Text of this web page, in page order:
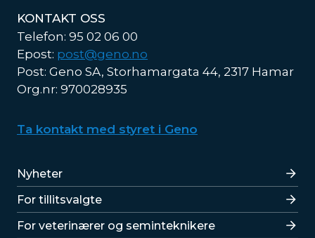
KONTAKT OSS
Telefon: 95 02 06 00
Epost: post@geno.no
Post: Geno SA, Storhamargata 44, 2317 Hamar
Org.nr: 970028935
Ta kontakt med styret i Geno
Lenker
Nyheter
For tillitsvalgte
For veterinærer og seminteknikere